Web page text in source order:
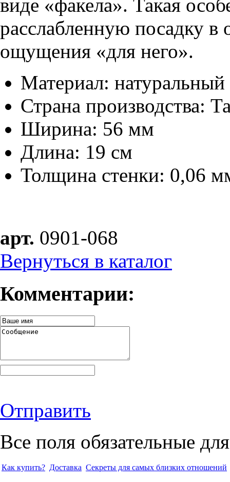
виде «факела». Такая
расслабленную посадку в
ощущения «для него».
Материал: натуральный
Страна производства:
Ширина: 56 мм
Длина: 19 см
Толщина стенки: 0,06
арт. 0901-068
Вернуться в каталог
Комментарии:
Отправить
Все поля обязательные
Как купить? Доставка Секреты для самых близких отношений